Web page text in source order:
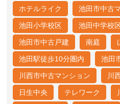
ホテルライク 池田市中古
池田小学校区 池田中学校
池田市中古戸建 南庭
池田駅徒歩10分圏内 池田
川西市中古マンション 川
日生中央 テレワーク